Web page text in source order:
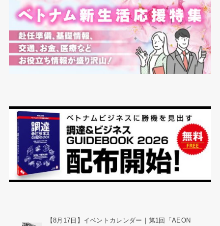
【8月17日】イベントカレンダー｜第1回「AEON